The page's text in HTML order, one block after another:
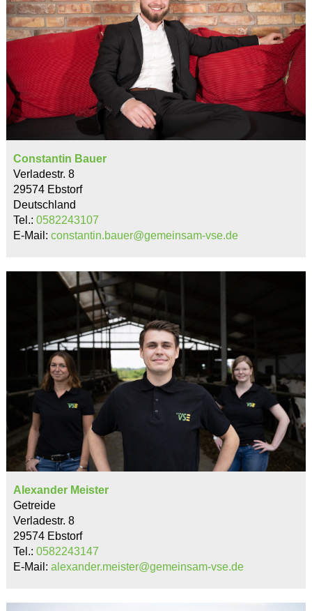
Constantin Bauer
Verladestr. 8
29574 Ebstorf
Deutschland
Tel.: 0582243107
E-Mail: constantin.bauer@gemeinsam-vse.de
Alexander Meister
Getreide
Verladestr. 8
29574 Ebstorf
Tel.: 0582243147
E-Mail: alexander.meister@gemeinsam-vse.de